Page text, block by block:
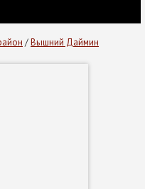
/Вышний Даймин